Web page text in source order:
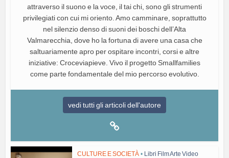
attraverso il suono e la voce, il tai chi, sono gli strumenti
privilegiati con cui mi oriento. Amo camminare, soprattutto
nel silenzio denso di suoni dei boschi dell’Alta
Valmarecchia, dove ho la fortuna di avere una casa che
saltuariamente apro per ospitare incontri, corsi e altre
iniziative: Croceviapieve. Vivo il progetto Smallfamilies
come parte fondamentale del mio percorso evolutivo.
vedi tutti gli articoli dell'autore
CULTURE E SOCIETÀ • Libri Film Arte Video